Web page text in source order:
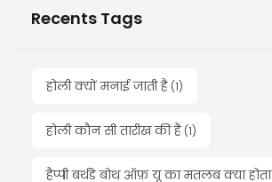
Recents Tags
होली क्यों मनाई जाती है (1)
होली कौन सी तारीख की है (1)
हैप्पी बर्थडे बोथ ऑफ़ यू का मतलब क्या होता